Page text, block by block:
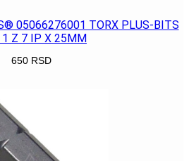
05066276001 TORX PLUS-BITS
Z 7 IP X 25MM
650 RSD